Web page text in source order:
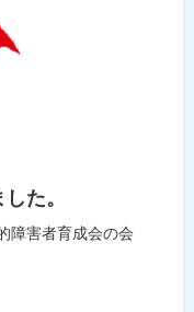
た。
障害者育成会の会